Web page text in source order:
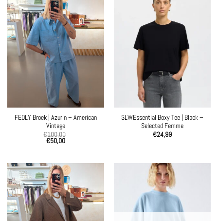
FEOLY Broek | Azurin – American
Vintage
€100,00
€50,00
SLWEssential Boxy Tee | Black –
Selected Femme
€24,99